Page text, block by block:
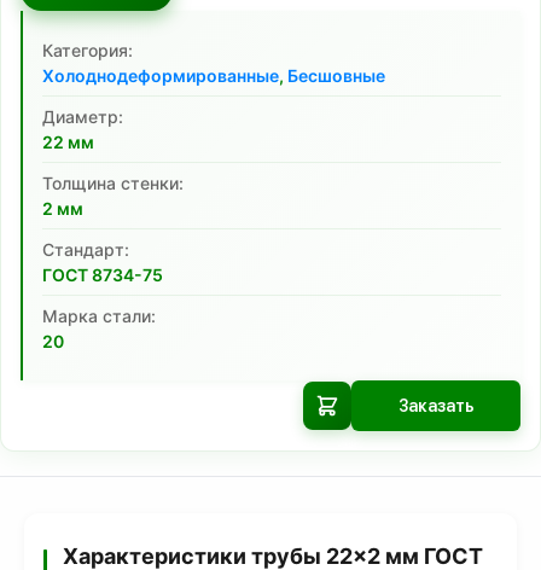
Категория:
Холоднодеформированные, Бесшовные
Диаметр:
22 мм
Толщина стенки:
2 мм
Cтандарт:
ГОСТ 8734-75
Марка стали:
20
Заказать
Характеристики трубы 22×2 мм ГОСТ